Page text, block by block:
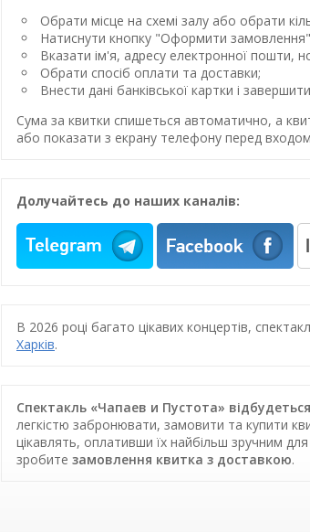
Обрати місце на схемі залу або обрати
Натиснути кнопку "Оформити
Вказати ім'я, адресу електронної пошти,
Обрати спосіб оплати та доставки;
Внести дані банківської картки і
Сума за квитки спишеться автоматично, а
або показати з екрану телефону перед
Долучайтесь до наших каналів:
В 2026 році багато цікавих концертів,
Харків.
Cпектакль «Чапаев и Пустота»
легкістю забронювати, замовити та купити
цікавлять, оплативши їх найбільш зручним
зробите замовлення квитка з доставкою.